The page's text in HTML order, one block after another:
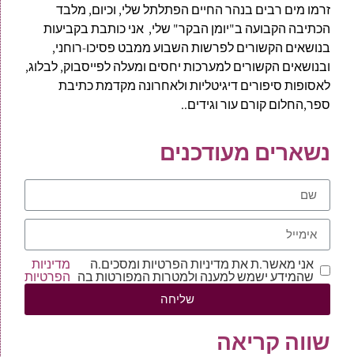
זרמו מים רבים בנהר החיים הפתלתל שלי, וכיום, מלבד
הכתיבה הקבועה ב"יומן הבקר" שלי, אני כותבת בקביעות
בנושאים הקשורים לפרשות השבוע ממבט פסיכו-רוחני,
ובנושאים הקשורים למערכות יחסים ומעלה לפייסבוק, לבלוג,
לאסופות סיפורים דיגיטליות ולאחרונה מקדמת כתיבת
ספר,החלום קורם עור וגידים..
נשארים מעודכנים
אני מאשר.ת את מדיניות הפרטיות ומסכים.ה
שהמידע ישמש למענה ולמטרות המפורטות בה
מדיניות
הפרטיות
שליחה
שווה קריאה